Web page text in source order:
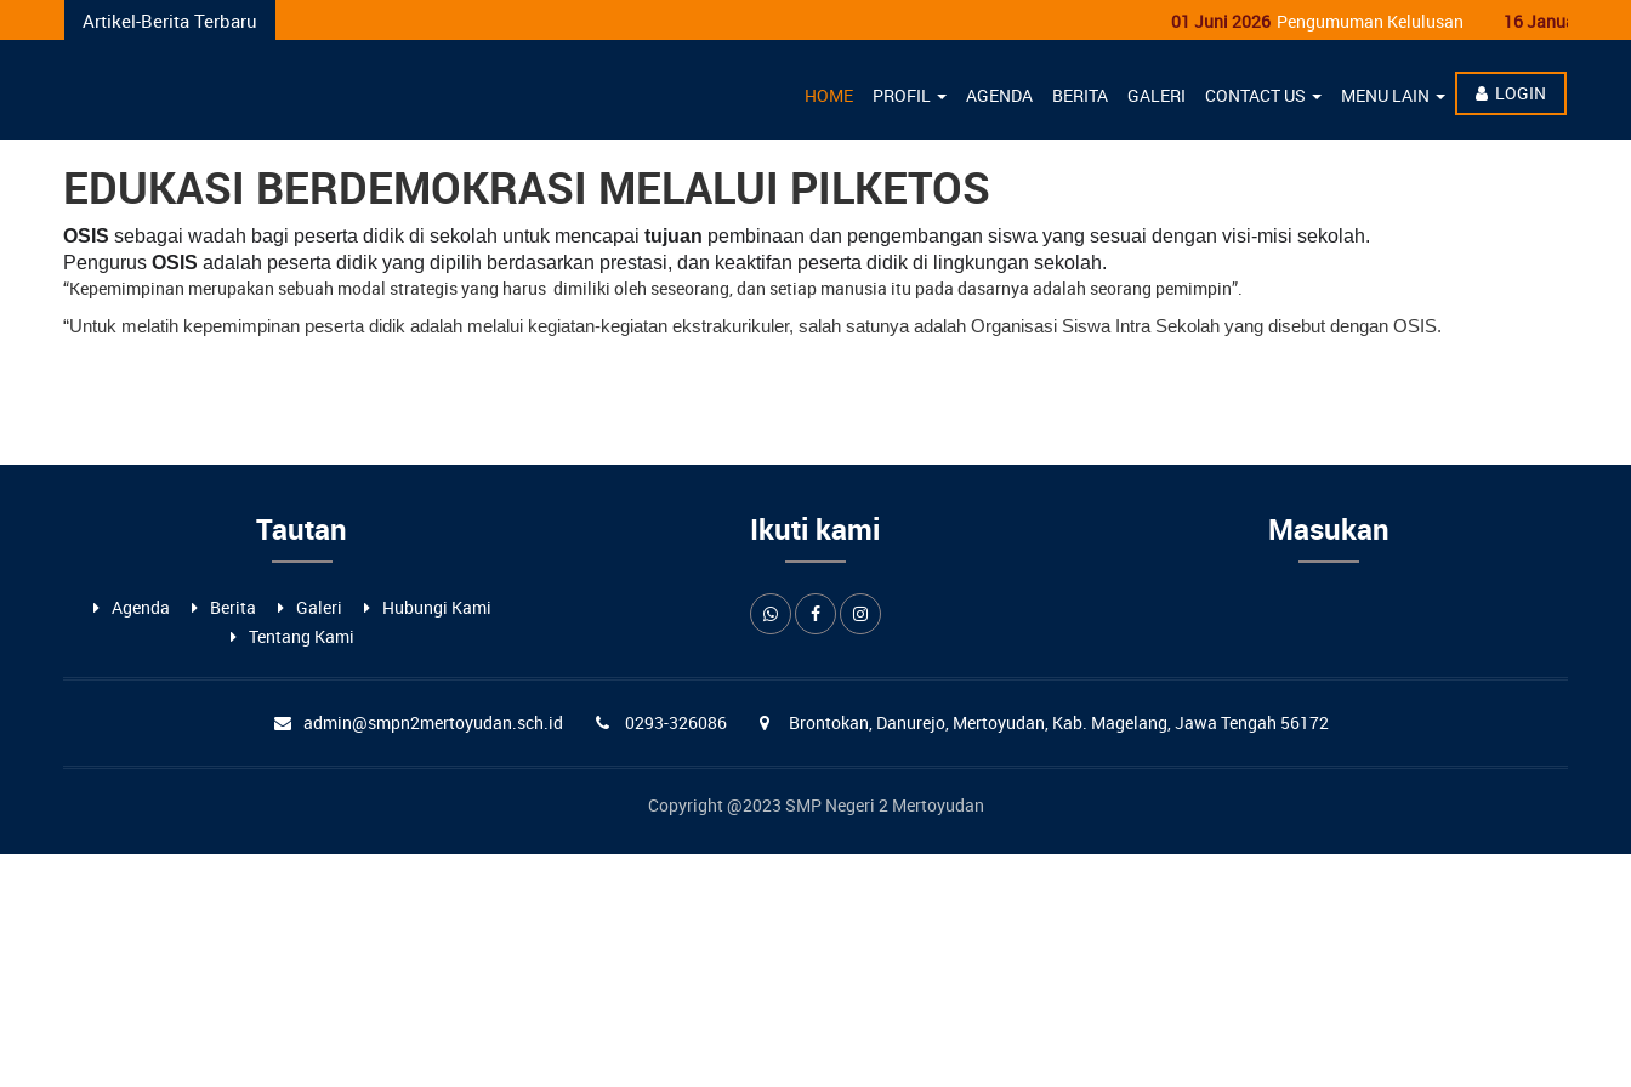
Artikel-Berita Terbaru 01 Juni 2026 Pengumuman Kelulusan 16 Januari 2022
HOME PROFIL AGENDA BERITA GALERI CONTACT US MENU LAIN LOGIN
EDUKASI BERDEMOKRASI MELALUI PILKETOS
OSIS sebagai wadah bagi peserta didik di sekolah untuk mencapai tujuan pembinaan dan pengembangan siswa yang sesuai dengan visi-misi sekolah.
Pengurus OSIS adalah peserta didik yang dipilih berdasarkan prestasi, dan keaktifan peserta didik di lingkungan sekolah.
“Kepemimpinan merupakan sebuah modal strategis yang harus dimiliki oleh seseorang, dan setiap manusia itu pada dasarnya adalah seorang pemimpin”.
“Untuk melatih kepemimpinan peserta didik adalah melalui kegiatan-kegiatan ekstrakurikuler, salah satunya adalah Organisasi Siswa Intra Sekolah yang disebut dengan OSIS.
Tautan
Agenda Berita Galeri
Hubungi Kami
Tentang Kami
Ikuti kami Masukan
admin@smpn2mertoyudan.sch.id 0293-326086 Brontokan, Danurejo, Mertoyudan, Kab. Magelang, Jawa Tengah 56172
Copyright @2023 SMP Negeri 2 Mertoyudan